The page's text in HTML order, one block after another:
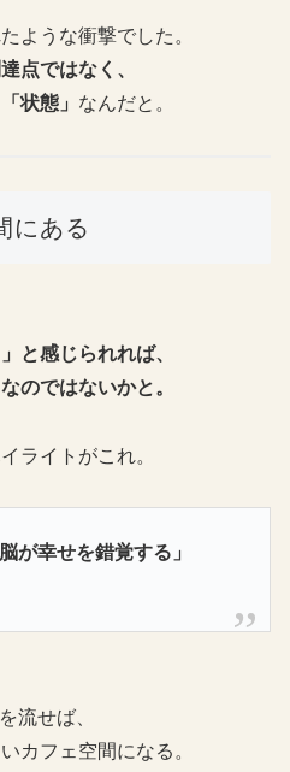
ような衝撃でした。
点ではなく、
状態」 なんだと。
にある
と感じられれば、
のではないかと。
ライトがこれ。
が幸せを錯覚する」
流せば、
カフェ空間になる。